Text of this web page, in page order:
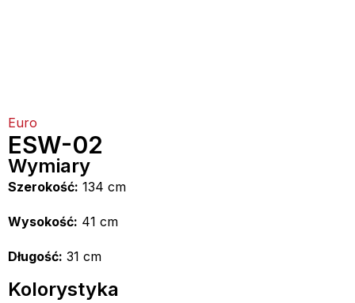
Euro
ESW-02
Wymiary
Szerokość: 134 cm
Wysokość: 41 cm
Długość: 31 cm
Kolorystyka